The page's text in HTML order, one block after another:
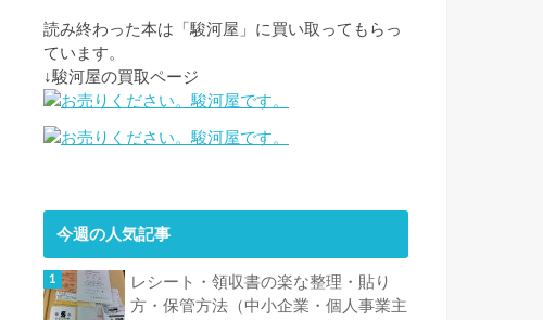
読み終わった本は「駿河屋」に買い取ってもらっ
ています。
↓駿河屋の買取ページ
今週の人気記事
レシート・領収書の楽な整理・貼り
方・保管方法（中小企業・個人事業主